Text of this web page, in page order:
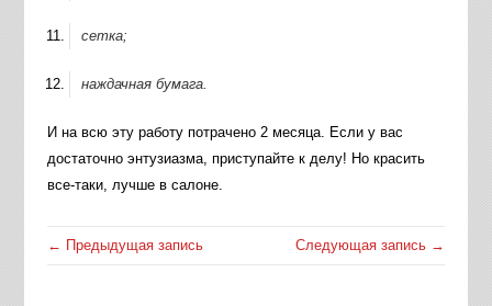
сетка;
наждачная бумага.
И на всю эту работу потрачено 2 месяца. Если у вас
достаточно энтузиазма, приступайте к делу! Но красить
все-таки, лучше в салоне.
← Предыдущая запись Следующая запись →